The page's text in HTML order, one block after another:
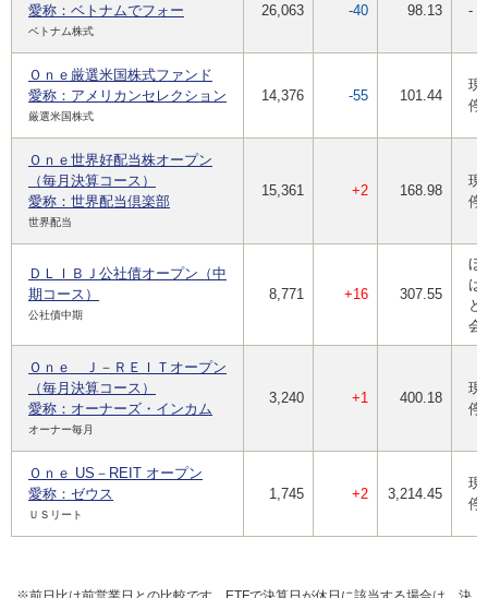
愛称：ベトナムでフォー
ベトナム株式
26,063 -40 98.13 -
Ｏｎｅ厳選米国株式ファンド
愛称：アメリカンセレクション
厳選米国株式
14,376 -55 101.44
現
停
Ｏｎｅ世界好配当株オープン
（毎月決算コース）
愛称：世界配当倶楽部
世界配当
15,361 +2 168.98
現
停
ＤＬＩＢＪ公社債オープン（中
期コース）
公社債中期
8,771 +16 307.55
ほ
は
と
会
Ｏｎｅ Ｊ－ＲＥＩＴオープン
（毎月決算コース）
愛称：オーナーズ・インカム
オーナー毎月
3,240 +1 400.18
現
停
Ｏｎｅ US－REIT オープン
愛称：ゼウス
ＵＳリート
1,745 +2 3,214.45
現
停